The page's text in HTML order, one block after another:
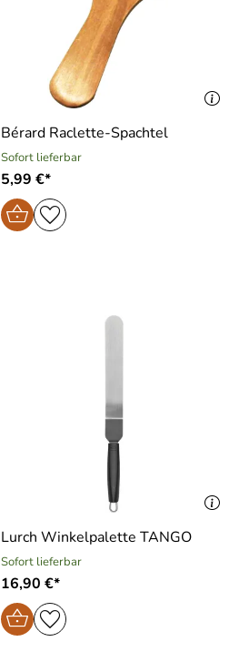
Bérard Raclette-Spachtel
Sofort lieferbar
5,99 €*
Lurch Winkelpalette TANGO
Sofort lieferbar
16,90 €*